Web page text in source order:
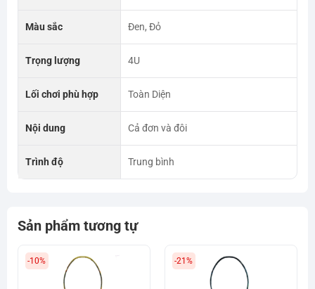
Màu sắc Đen, Đỏ
Trọng lượng 4U
Lối chơi phù hợp Toàn Diện
Nội dung Cả đơn và đôi
Trình độ Trung bình
Sản phẩm tương tự
-10% -21%